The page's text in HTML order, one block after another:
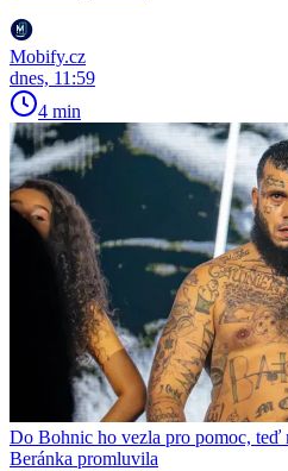
Mobify.cz
dnes, 11:59
4 min
Do Bohnic ho vezla pro pomoc, teď
Beránka promluvila